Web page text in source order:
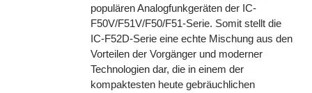
populären Analogfunkgeräten der IC-
F50V/F51V/F50/F51-Serie. Somit stellt die
IC-F52D-Serie eine echte Mischung aus den
Vorteilen der Vorgänger und moderner
Technologien dar, die in einem der
kompaktesten heute gebräuchlichen